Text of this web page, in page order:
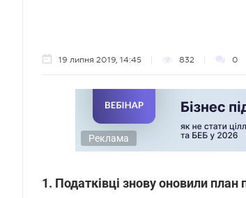
19 липня 2019, 14:45 832 0
Реклама
1. Податківці знову оновили план